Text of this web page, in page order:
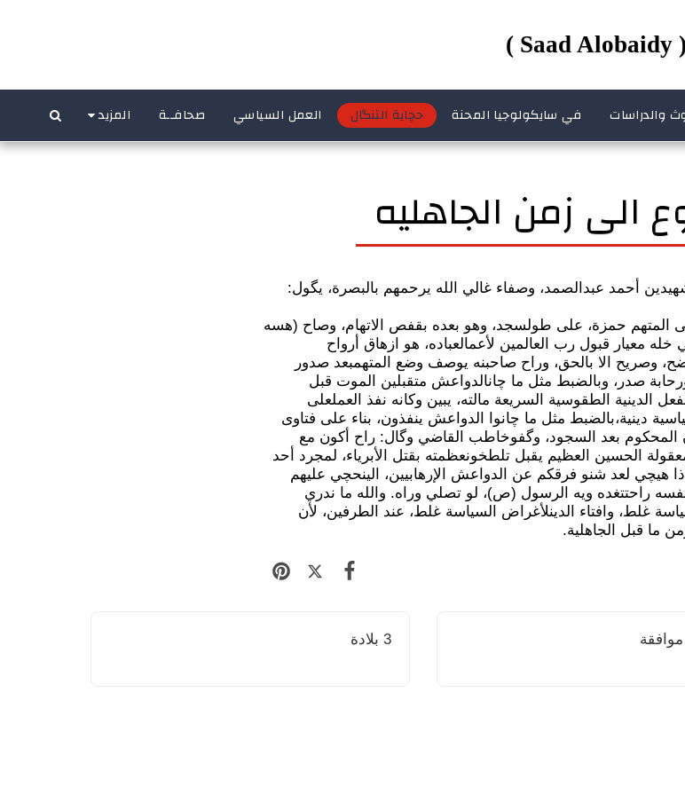
( Saad Alobaidy )
والدراسات في سايكولوجيا المحنة حچاية التنگال العمل السياسي صحافــة المزيد
أحمد عبدالصمد، وصفاء غالي الله يرحمهم بالبصرة، يگول:
المتهم حمزة، على طولسجد، وهو بعده بقفص الاتهام، وصاح (هسه
معيار قبول رب العالمين لأعمالعباده، هو ازهاق أرواح
وصريح الا بالحق، وراح صاحبنه يوصف وضع المتهمبعد صدور
صدر، وبالضبط مثل ما چانالدواعش متقبلين الموت قبل
الدينية الطقوسية السريعة مالته، يبين وكانه نفذ العملعلى
دينية،بالضبط مثل ما چانوا الدواعش ينفذون، بناء على فتاوى
ان المحكوم بعد السجود، وگفوخاطب القاضي وگال: راح أكون مع
الحسين العظيم يقبل تلطخونعظمته بقتل الأبرياء، لمجرد أحد
هيچي لعد شنو فرقكم عن الدواعش الإرهابيين، الينحچي عليهم
راحتتغده ويه الرسول (ص)، لو تصلي وراه. والله ما ندري
غلط، وافتاء الدينلأغراض السياسة غلط، عند الطرفين، لأن
ما قبل الجاهلية.
3 بلادة